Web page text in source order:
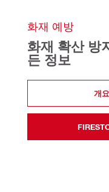
화재 예방
화재 확산 방
든 정보
개